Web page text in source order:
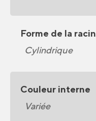
Forme de la
Cylindrique
Couleur interne
Variée